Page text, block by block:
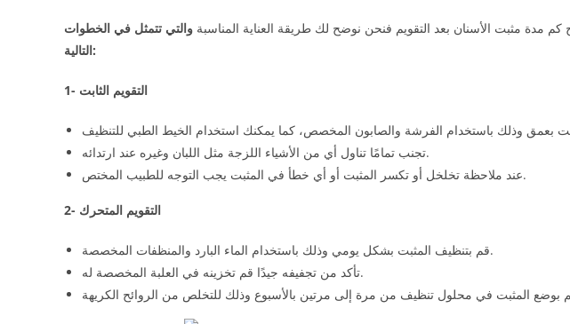
مدة مثبت الأسنان بعد التقويم فنحن نوضح لك طريقة العناية المناسبة والتي تتمثل في الخطوات
التالية:
تجنب تمامًا تناول أي من الأشياء اللزجة مثل اللبان وغيره عند ارتدائه.
عند ملاحظة تخلخل أو تكسر المثبت أو أي خطأ في المثبت يجب التوجه للطبيب المختص.
2- التقويم المتحرك
قم بتنظيف المثبت بشكل يومي وذلك باستخدام الماء البارد والمنظفات المخصصة.
تأكد من تجفيفه جيدًا قم تخزينه في العلبة المخصصة له.